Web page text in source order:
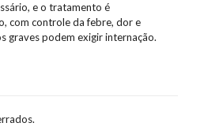
e o tratamento é
com controle da febre, dor e
graves podem exigir internação.